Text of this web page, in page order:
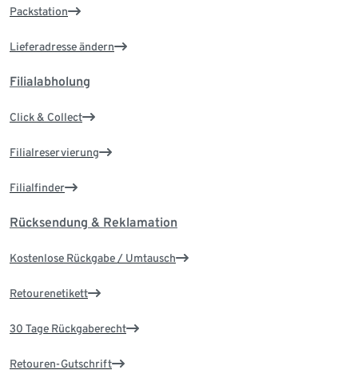
Packstation
Lieferadresse ändern
Filialabholung
Click & Collect
Filialreservierung
Filialfinder
Rücksendung & Reklamation
Kostenlose Rückgabe / Umtausch
Retourenetikett
30 Tage Rückgaberecht
Retouren-Gutschrift